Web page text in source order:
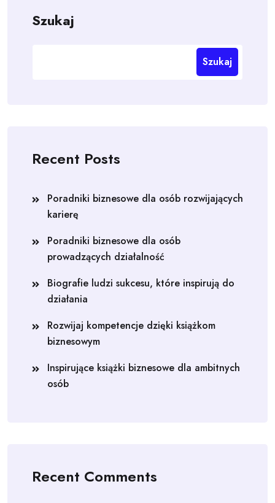
Szukaj
Szukaj
Recent Posts
Poradniki biznesowe dla osób rozwijających
karierę
Poradniki biznesowe dla osób
prowadzących działalność
Biografie ludzi sukcesu, które inspirują do
działania
Rozwijaj kompetencje dzięki książkom
biznesowym
Inspirujące książki biznesowe dla ambitnych
osób
Recent Comments